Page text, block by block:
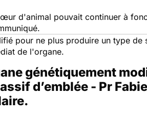
œur d'animal pouvait continuer à
pour ne plus produire un type de
de l'organe.
génétiquement
d’emblée - Pr